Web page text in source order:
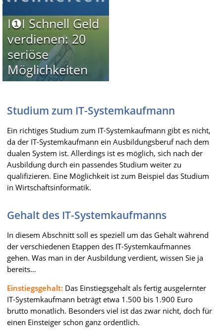
I❶I Schnell Geld
verdienen: 20
seriöse
Möglichkeiten
Studium zum IT-Systemkaufmann
Ein richtiges Studium zum IT-Systemkaufmann gibt es nicht,
da der IT-Systemkaufmann ein Ausbildungsberuf nach dem
dualen System ist. Allerdings ist es möglich, sich nach der
Ausbildung durch ein passendes Studium weiter zu
qualifizieren. Eine Möglichkeit ist zum Beispiel das Studium
in Wirtschaftsinformatik.
Gehalt des IT-Systemkaufmanns
In diesem Abschnitt soll es speziell um das Gehalt während
der verschiedenen Etappen des IT-Systemkaufmannes
gehen. Was man in der Ausbildung verdient, wissen Sie ja
bereits…
Einstiegsgehalt: Das Einstiegsgehalt als fertig ausgelernter
IT-Systemkaufmann beträgt etwa 1.500 bis 1.900 Euro
brutto monatlich. Besonders viel ist das zwar nicht, doch für
einen Einsteiger schon ganz ordentlich.